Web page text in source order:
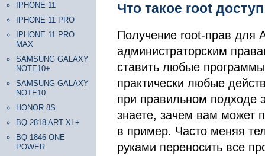
IPHONE 11
IPHONE 11 PRO
IPHONE 11 PRO
MAX
SAMSUNG GALAXY
NOTE10+
SAMSUNG GALAXY
NOTE10
HONOR 8S
BQ 2818 ART XL+
BQ 1846 ONE
POWER
Что такое root
Получение root-прав для
администраторским
ставить любые
практически любые
при правильном подходе
знаете, зачем вам может
в пример. Часто меняя
руками переносить все